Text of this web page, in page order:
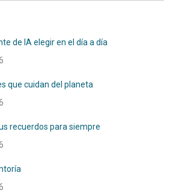
de IA elegir en el día a día
que cuidan del planeta
recuerdos para siempre